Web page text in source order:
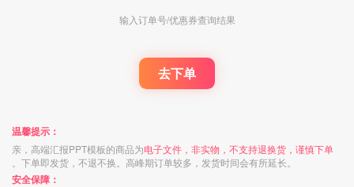
输入订单号/优惠券查询结果
去下单
温馨提示：
亲，高端汇报PPT模板的商品为电子文件，非实物，不支持退换货，谨慎下单
。下单即发货，不退不换。高峰期订单较多，发货时间会有所延长。
安全保障：